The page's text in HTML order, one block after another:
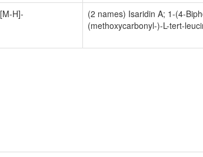
[M-H]-
(2 names) Isaridin A; 1-(4-
(methoxycarbonyl-)-L-tert-